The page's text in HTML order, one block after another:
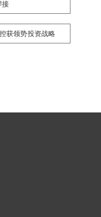
接
获领势投资战略